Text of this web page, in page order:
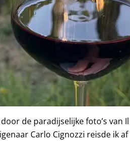
de paradijselijke foto’s van
Carlo Cignozzi reisde ik